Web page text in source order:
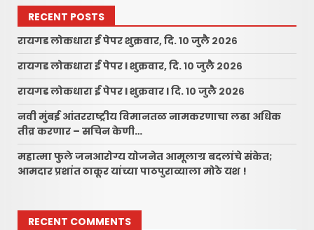
RECENT POSTS
रायगड लोकधारा ई पेपर शुक्रवार, दि. १० जुलै २०२६
रायगड लोकधारा ई पेपर l शुक्रवार, दि. १० जुलै २०२६
रायगड लोकधारा ई पेपर l शुक्रवार l दि. १० जुलै २०२६
नवी मुंबई आंतरराष्ट्रीय विमानतळ नामकरणाचा लढा अधिक
तीव्र करणार – सचिन केणी…
महात्मा फुले जनआरोग्य योजनेत आमूलाग्र बदलांचे संकेत;
आमदार प्रशांत ठाकूर यांच्या पाठपुराव्याला मोठे यश !
RECENT COMMENTS